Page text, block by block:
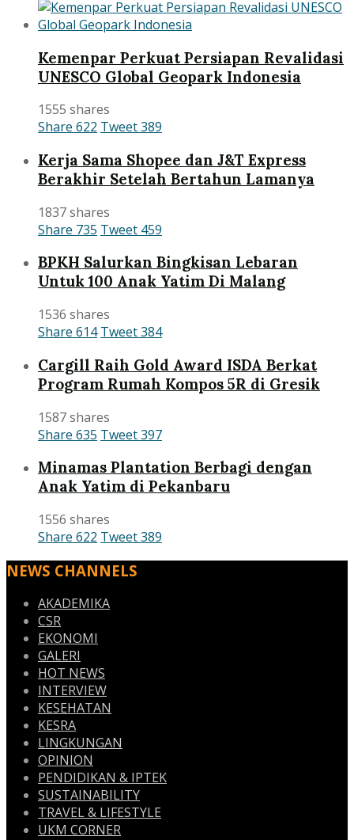
Kemenpar Perkuat Persiapan Revalidasi
UNESCO Global Geopark Indonesia
1555 shares
Share 622 Tweet389
Kerja Sama Shopee dan J&T Express
Berakhir Setelah Bertahun Lamanya
1837 shares
Share 735 Tweet 459
BPKH Salurkan Bingkisan Lebaran
Untuk 100 Anak Yatim Di Malang
1536 shares
Share 614 Tweet384
Cargill Raih Gold Award ISDA Berkat
Program Rumah Kompos 5R di Gresik
1587 shares
Share 635 Tweet397
Minamas Plantation Berbagi dengan
Anak Yatim di Pekanbaru
1556 shares
Share 622 Tweet389
NEWS CHANNELS
AKADEMIKA
CSR
EKONOMI
GALERI
HOT NEWS
INTERVIEW
KESEHATAN
KESRA
LINGKUNGAN
OPINION
PENDIDIKAN & IPTEK
SUSTAINABILITY
TRAVEL & LIFESTYLE
UKM CORNER